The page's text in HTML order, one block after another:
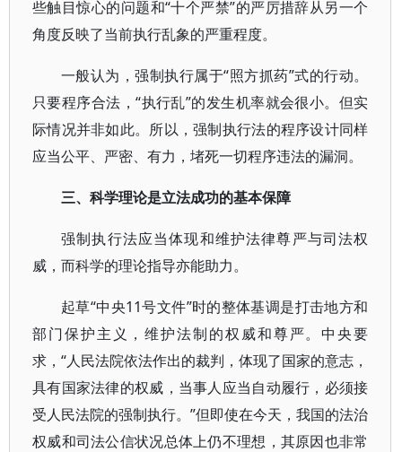
些触目惊心的问题和“十个严禁”的严厉措辞从另一个
角度反映了当前执行乱象的严重程度。
一般认为，强制执行属于“照方抓药”式的行动。
只要程序合法，“执行乱”的发生机率就会很小。但实
际情况并非如此。所以，强制执行法的程序设计同样
应当公平、严密、有力，堵死一切程序违法的漏洞。
三、科学理论是立法成功的基本保障
强制执行法应当体现和维护法律尊严与司法权
威，而科学的理论指导亦能助力。
起草“中央11号文件”时的整体基调是打击地方和
部门保护主义，维护法制的权威和尊严。中央要
求，“人民法院依法作出的裁判，体现了国家的意志，
具有国家法律的权威，当事人应当自动履行，必须接
受人民法院的强制执行。”但即使在今天，我国的法治
权威和司法公信状况总体上仍不理想，其原因也非常